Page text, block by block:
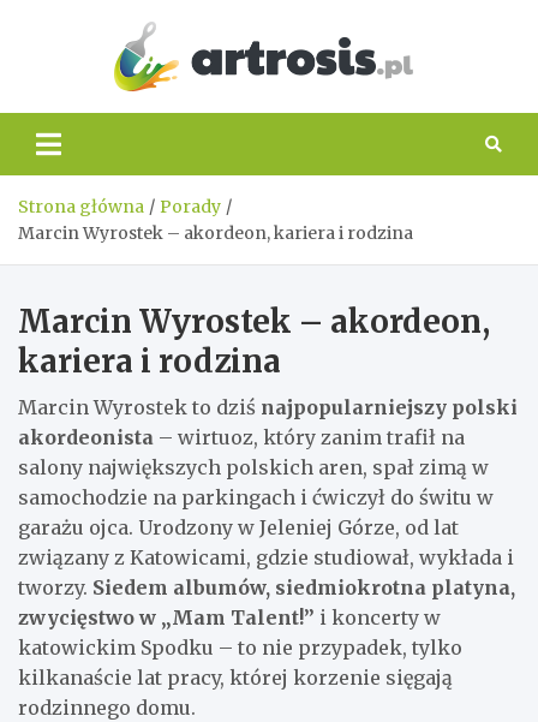
Strona główna
Porady
Marcin Wyrostek – akordeon, kariera i rodzina
Marcin Wyrostek – akordeon,
kariera i rodzina
Marcin Wyrostek to dziś najpopularniejszy polski
akordeonista – wirtuoz, który zanim trafił na
salony największych polskich aren, spał zimą w
samochodzie na parkingach i ćwiczył do świtu w
garażu ojca. Urodzony w Jeleniej Górze, od lat
związany z Katowicami, gdzie studiował, wykłada i
tworzy. Siedem albumów, siedmiokrotna platyna,
zwycięstwo w „Mam Talent!” i koncerty w
katowickim Spodku – to nie przypadek, tylko
kilkanaście lat pracy, której korzenie sięgają
rodzinnego domu.